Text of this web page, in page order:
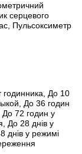
серцевого
Пульсоксиметр
годинника, До 10
До 36 годин
До 72 годин у
До 28 днів у
днів у режимі